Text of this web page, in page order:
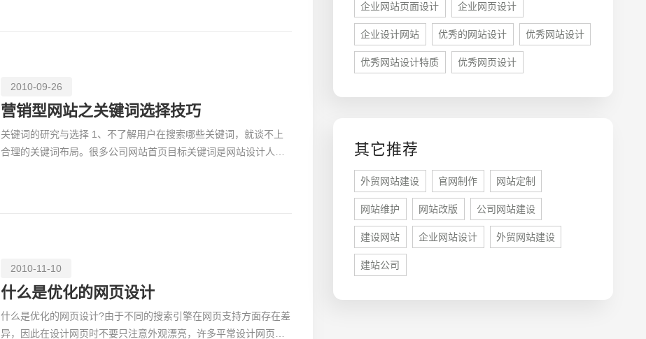
2010-09-26
营销型网站之关键词选择技巧
关键词的研究与选择 1、不了解用户在搜索哪些关键词，就谈不上
合理的关键词布局。很多公司网站首页目标关键词是网站设计人员
2010-11-10
什么是优化的网页设计
什么是优化的网页设计?由于不同的搜索引擎在网页支持方面存在差
异，因此在设计网页时不要只注意外观漂亮，许多平常设计网页时
企业网站页面设计 企业网页设计
企业设计网站 优秀的网站设计 优秀网站设计
优秀网站设计特质 优秀网页设计
其它推荐
外贸网站建设 官网制作 网站定制
网站维护 网站改版 公司网站建设
建设网站 企业网站设计 外贸网站建设
建站公司
电商及系统平台开发 · 微信小程序开发 · 年度运维服务